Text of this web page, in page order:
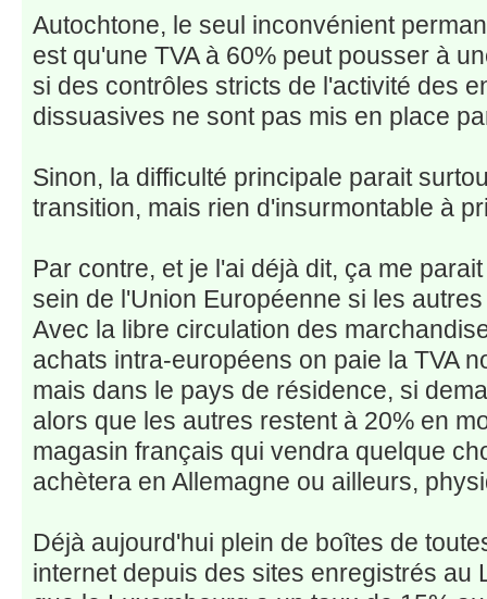
Autochtone, le seul inconvénient
est qu'une TVA à 60% peut pousser à
si des contrôles stricts de l'activité des
dissuasives ne sont pas mis en place
Sinon, la difficulté principale parait
transition, mais rien d'insurmontable à
Par contre, et je l'ai déjà dit, ça me
sein de l'Union Européenne si les
Avec la libre circulation des
achats intra-européens on paie la TVA
mais dans le pays de résidence, si
alors que les autres restent à 20% en
magasin français qui vendra quelque
achètera en Allemagne ou ailleurs,
Déjà aujourd'hui plein de boîtes de
internet depuis des sites enregistrés au